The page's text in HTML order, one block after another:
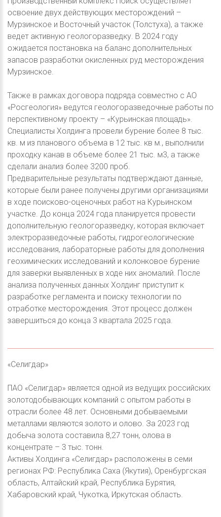
освоение двух действующих месторождений –
Мурзинское и Восточный участок (Толстуха), а также
ведет активную геологоразведку. В 2024 году
ожидается постановка на баланс дополнительных
запасов разработки окисленных руд месторождения
Мурзинское.
Также в рамках договора подряда совместно с АО
«Росгеология» ведутся геологоразведочные работы по
перспективному проекту – «Курьинская площадь».
Специалисты Холдинга провели бурение более 8 тыс.
кв. м из планового объема в 12 тыс. кв м., выполнили
проходку канав в объеме более 21 тыс. м3, а также
сделали анализ более 3200 проб.
Предварительные результаты подтверждают данные,
которые были ранее получены другими организациями
в ходе поисково-оценочных работ на Курьинском
участке. До конца 2024 года планируется провести
дополнительную геологоразведку, которая включает
электроразведочные работы, гидрогеологические
исследования, лабораторные работы для дополнения
геохимических исследований и колонковое бурение
для заверки выявленных в ходе них аномалий. После
анализа полученных данных Холдинг приступит к
разработке регламента и поиску технологии по
отработке месторождения. Этот процесс должен
завершиться до конца 3 квартала 2025 года.
«Селигдар»
ПАО «Селигдар» является одной из ведущих российских
золотодобывающих компаний с опытом работы в
отрасли более 48 лет. Основными добываемыми
металлами являются золото и олово. За 2023 год
добыча золота составила 8,27 тонн, олова в
концентрате – 3 тыс. тонн.
Активы Холдинга «Селигдар» расположены в семи
регионах РФ: Республика Саха (Якутия), Оренбургская
область, Алтайский край, Республика Бурятия,
Хабаровский край, Чукотка, Иркутская область.